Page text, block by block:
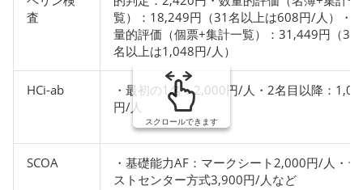
査
覧）：18,249円（31名以上は608円/人）・
量的評価（個票+集計一覧）：31,449円（31
名以上は1,048円/人）
HCi-ab
・最初の1名：2,000円/人・2名目以降：
円/人
SCOA
・基礎能力AF：マークシート2,000円/人・テ
ストセンター方式3,900円/人など
スクロールできます